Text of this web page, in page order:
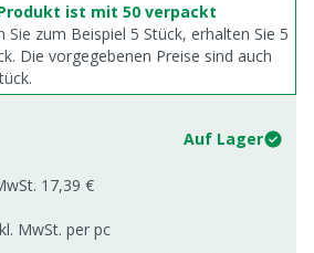
ist mit 50 verpackt
Sie zum Beispiel 5 Stück, erhalten Sie 5
Die vorgegebenen Preise sind auch
Auf Lager
17,39 €
MwSt. per pc